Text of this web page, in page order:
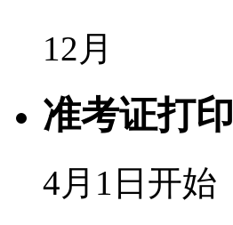
12月
准考证打印
4月1日开始